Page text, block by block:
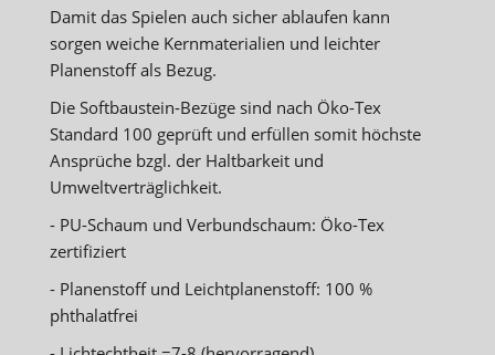
Damit das Spielen auch sicher ablaufen kann
sorgen weiche Kernmaterialien und leichter
Planenstoff als Bezug.
Die Softbaustein-Bezüge sind nach Öko-Tex
Standard 100 geprüft und erfüllen somit höchste
Ansprüche bzgl. der Haltbarkeit und
Umweltverträglichkeit.
- PU-Schaum und Verbundschaum: Öko-Tex
zertifiziert
- Planenstoff und Leichtplanenstoff: 100 %
phthalatfrei